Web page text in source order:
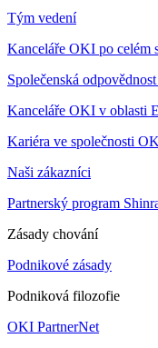
Tým vedení
Kanceláře OKI po celém
Společenská
Kanceláře OKI v oblasti
Kariéra ve společnosti
Naši zákazníci
Partnerský program
Zásady chování
Podnikové zásady
Podniková filozofie
OKI PartnerNet